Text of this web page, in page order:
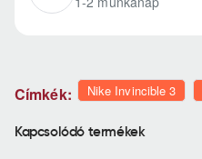
Címkék: Nike Invincible 3
Kapcsolódó termékek